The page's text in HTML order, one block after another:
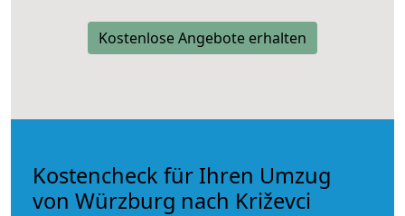
Kostenlose Angebote erhalten
Kostencheck für Ihren Umzug
von Würzburg nach Križevci